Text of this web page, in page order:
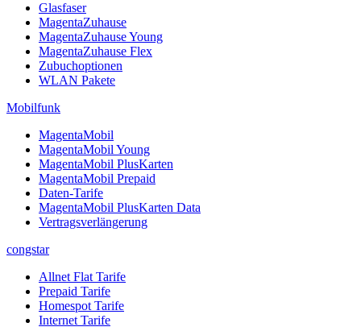
Glasfaser
MagentaZuhause
MagentaZuhause Young
MagentaZuhause Flex
Zubuchoptionen
WLAN Pakete
Mobilfunk
MagentaMobil
MagentaMobil Young
MagentaMobil PlusKarten
MagentaMobil Prepaid
Daten-Tarife
MagentaMobil PlusKarten Data
Vertragsverlängerung
congstar
Allnet Flat Tarife
Prepaid Tarife
Homespot Tarife
Internet Tarife